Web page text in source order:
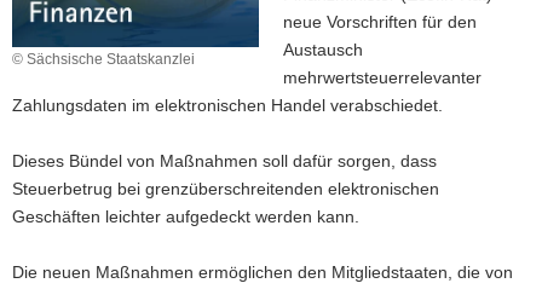
© Sächsische Staatskanzlei
neue Vorschriften für den
Austausch
mehrwertsteuerrelevanter
Zahlungsdaten im elektronischen Handel verabschiedet.
Dieses Bündel von Maßnahmen soll dafür sorgen, dass
Steuerbetrug bei grenzüberschreitenden elektronischen
Geschäften leichter aufgedeckt werden kann.
Die neuen Maßnahmen ermöglichen den Mitgliedstaaten, die von